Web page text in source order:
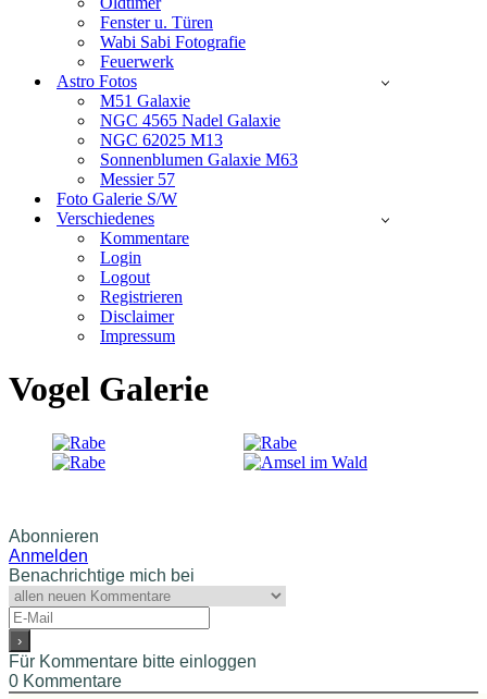
Fenster u. Türen
Wabi Sabi Fotografie
Feuerwerk
Astro Fotos
M51 Galaxie
NGC 4565 Nadel Galaxie
NGC 62025 M13
Sonnenblumen Galaxie M63
Messier 57
Foto Galerie S/W
Verschiedenes
Kommentare
Login
Logout
Registrieren
Disclaimer
Impressum
Vogel Galerie
Abonnieren
Anmelden
Benachrichtige mich bei
Für Kommentare bitte einloggen
0 Kommentare